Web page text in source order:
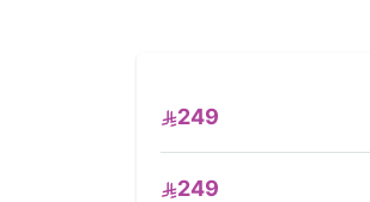
249
249